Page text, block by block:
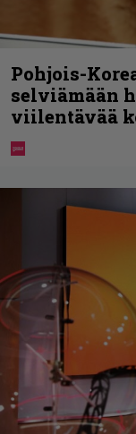
Pohjois-
selviämään
viilentävää